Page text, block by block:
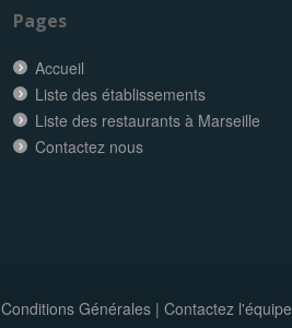
Pages
Accueil
Liste des établissements
Liste des restaurants à Marseille
Contactez nous
Conditions Générales| Contactez l'équipe